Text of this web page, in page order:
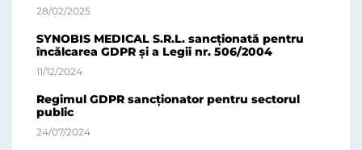
28/02/2025
SYNOBIS MEDICAL S.R.L. sancționată pentru
încălcarea GDPR și a Legii nr. 506/2004
11/12/2024
Regimul GDPR sancționator pentru sectorul
public
24/07/2024